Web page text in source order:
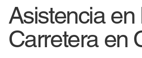
Asistencia en
Carretera en